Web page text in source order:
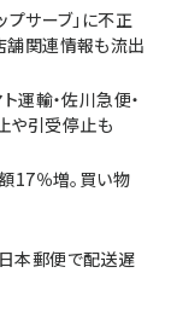
プサーブ」に不正
舗関連情報も流出
運輸・佐川急便・
や引受停止も
17％増。買い物
日本郵便で配送遅